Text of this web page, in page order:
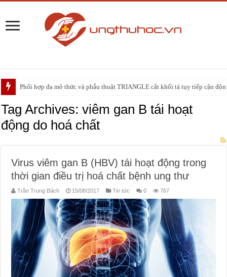
Phối hợp đa mô thức và phẫu thuật TRIANGLE cắt khối tá tụy tiếp cận
PHẪU THUẬT NEUHAUS: GIẢI PHÁP ĐIỀU TRỊ TRIỆT CĂN CHO UNG
Tag Archives:viêm gan B tái hoạt
động do hoá chất
Virus viêm gan B (HBV) tái hoạt động trong
thời gian điều trị hoá chất bệnh ung thư
Trần Trung Bách 15/08/2017 Tin tức 0 767